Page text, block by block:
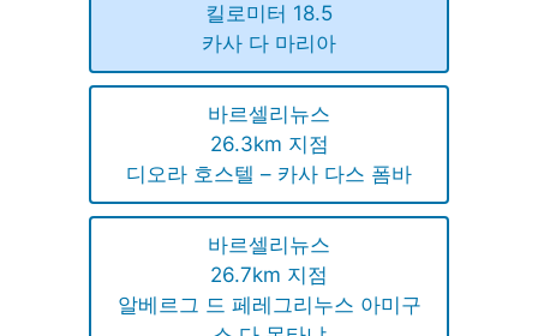
킬로미터 18.5
카사 다 마리아
바르셀리뉴스
26.3km 지점
디오라 호스텔 – 카사 다스 폼바
바르셀리뉴스
26.7km 지점
알베르그 드 페레그리누스 아미구